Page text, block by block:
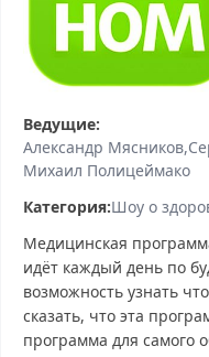
Ведущие:
Александр Мясников
Михаил Полицеймако
Категория:Шоу о
Медицинская
идёт каждый день по
возможность узнать
сказать, что эта
программа для самого